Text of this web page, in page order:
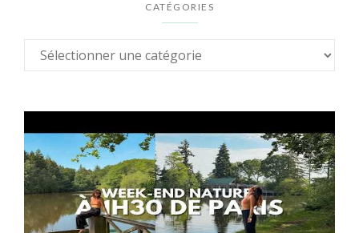
CATÉGORIES